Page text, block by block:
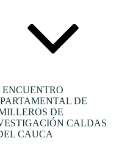
DE
DE
CALDAS
CAUCA